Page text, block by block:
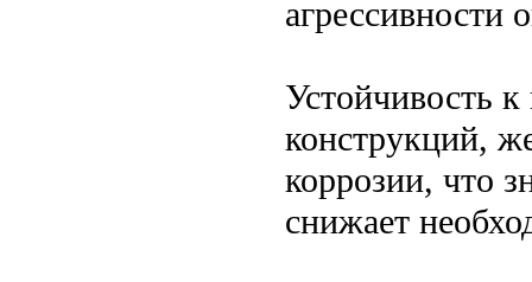
Устойчивость
конструкций,
коррозии, что
снижает